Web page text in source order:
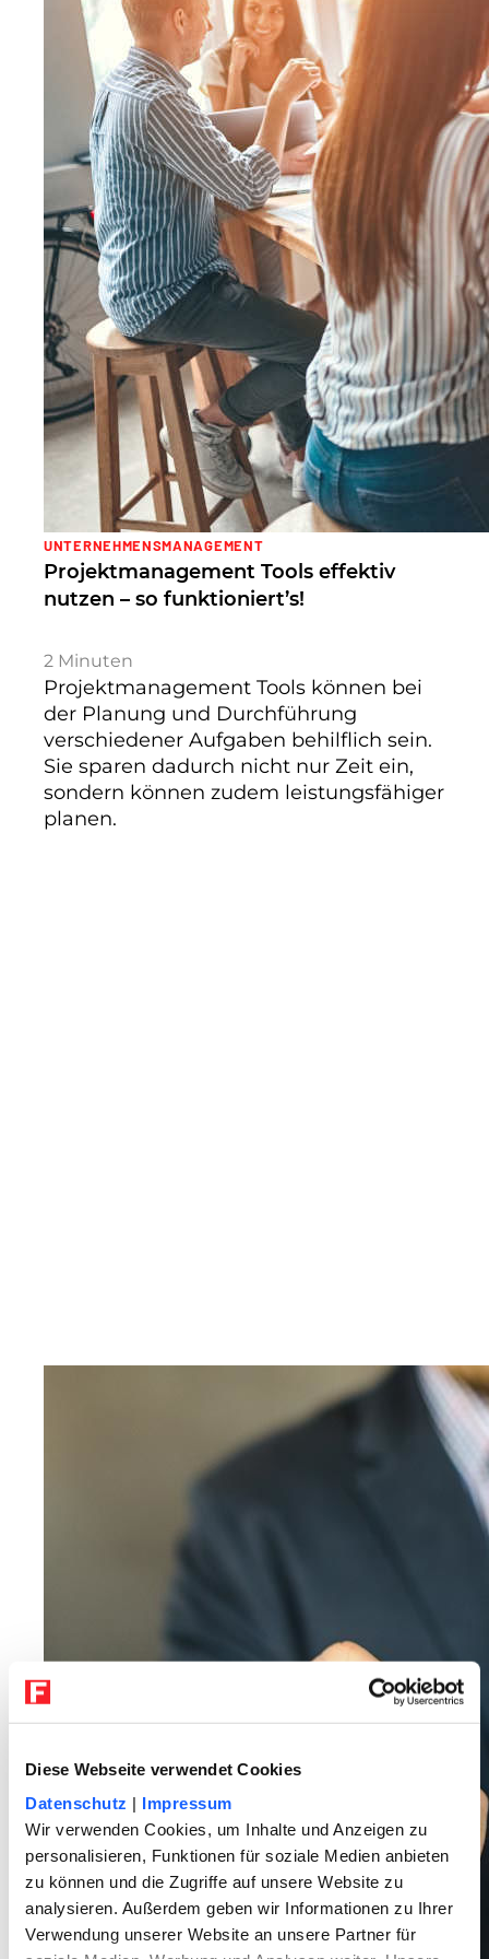
Diese Webseite verwendet Cookies
Datenschutz | Impressum
Wir verwenden Cookies, um Inhalte und Anzeigen zu
personalisieren, Funktionen für soziale Medien anbieten
zu können und die Zugriffe auf unsere Website zu
analysieren. Außerdem geben wir Informationen zu Ihrer
Verwendung unserer Website an unsere Partner für
UNTERNEHMENSMANAGEMENT
Projektmanagement Tools effektiv
nutzen – so funktioniert’s!
2 Minuten
Projektmanagement Tools können bei
der Planung und Durchführung
verschiedener Aufgaben behilflich sein.
Sie sparen dadurch nicht nur Zeit ein,
sondern können zudem leistungsfähiger
planen.